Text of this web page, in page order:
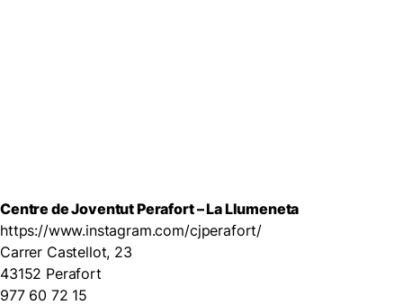
Centre de Joventut Perafort – La Llumeneta
https://www.instagram.com/cjperafort/
Carrer Castellot, 23
43152 Perafort
977 60 72 15